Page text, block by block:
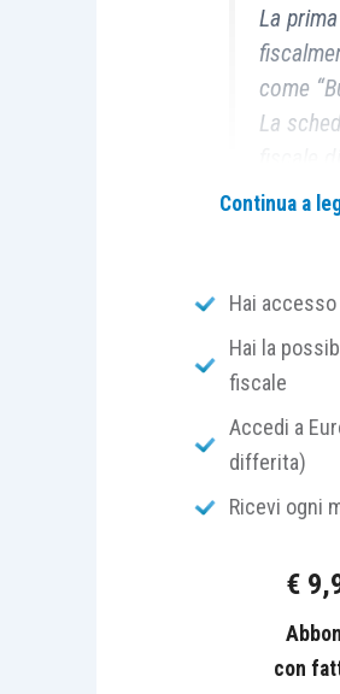
La
come
La
anche
approvate le
rilevazione,
del c.d. Tax
Si tratta di
Continua a
Hai
Hai la
fiscale
Accedi a
differita)
Ricevi ogni
€
con